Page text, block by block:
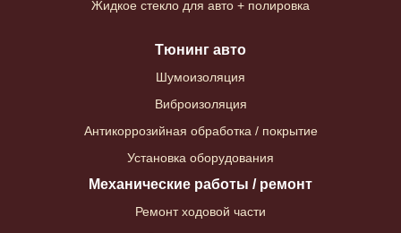
Жидкое стекло для авто + полировка
Тюнинг авто
Шумоизоляция
Виброизоляция
Антикоррозийная обработка / покрытие
Установка оборудования
Механические работы / ремонт
Ремонт ходовой части